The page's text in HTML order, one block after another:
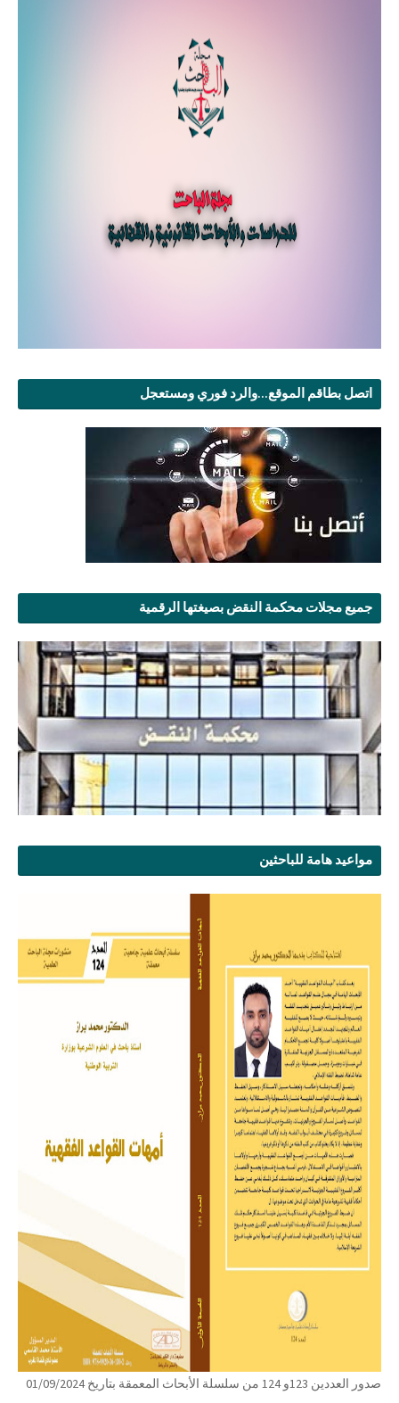
اتصل بطاقم الموقع...والرد فوري ومستعجل
جميع مجلات محكمة النقض بصيغتها الرقمية
مواعيد هامة للباحثين
صدور العددين 123و 124 من سلسلة الأبحاث المعمقة بتاريخ 01/09/2024